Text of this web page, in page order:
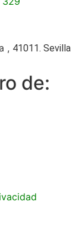
, 41011. Sevilla
de: